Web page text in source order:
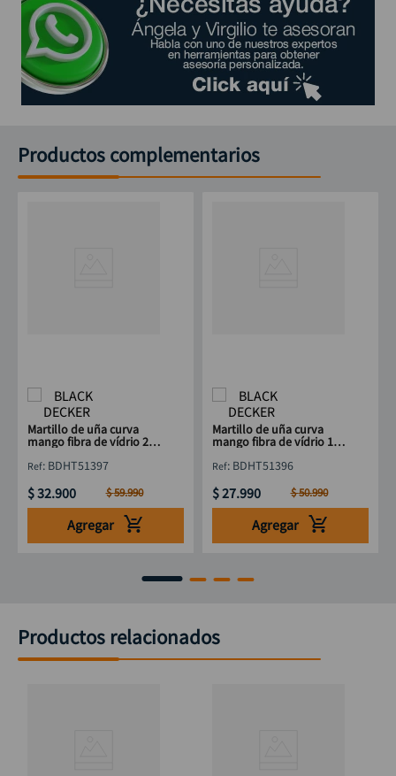
Productos complementarios
Martillo de uña curva
mango fibra de vídrio 20
BDHT51397
: BDHT51397
$32.900 $59.990
Agregar
Martillo de uña curva
mango fibra de vídrio 16
BDHT51396
: BDHT51396
$27.990 $50.990
Agregar
Productos relacionados